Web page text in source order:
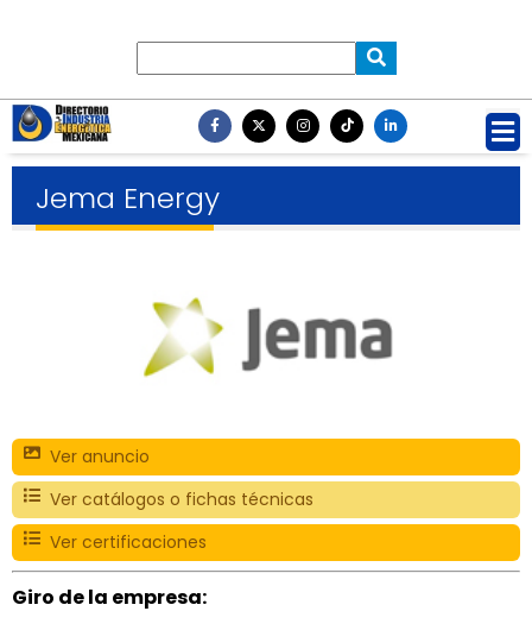
Jema Energy
Ver anuncio
Ver catálogos o fichas técnicas
Ver certificaciones
Giro de la empresa: